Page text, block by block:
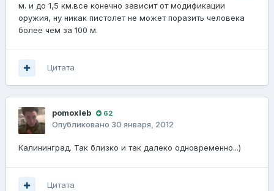
м. и до 1,5 км.все конечно зависит от модификации
оружия, ну никак пистолет не может поразить человека
более чем за 100 м.
Цитата
pomoxleb 62
Опубликовано 30 января, 2012
Калининград. Так близко и так далеко одновременно...)
Цитата